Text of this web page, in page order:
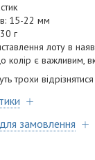
15-22 мм
г
лоту в
колір є важливим,
трохи
замовлення